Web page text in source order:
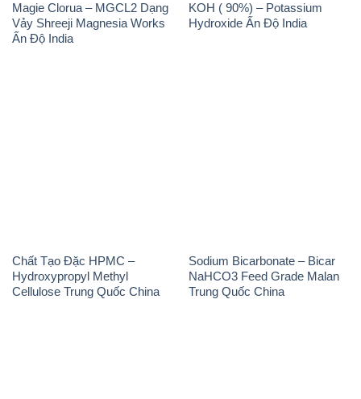
Magie Clorua – MGCL2 Dạng
Vảy Shreeji Magnesia Works
Ấn Độ India
KOH ( 90%) – Potassium
Hydroxide Ấn Độ India
Chất Tạo Đặc HPMC –
Hydroxypropyl Methyl
Cellulose Trung Quốc China
Sodium Bicarbonate – Bicar
NaHCO3 Feed Grade Malan
Trung Quốc China